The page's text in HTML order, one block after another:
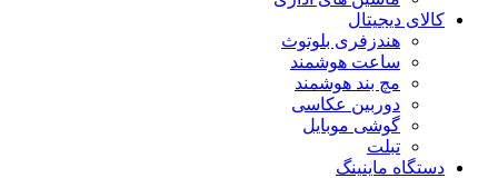
کالای دیجیتال
هندزفری بلوتوث
ساعت هوشمند
مچ بند هوشمند
دوربین عکاسی
گوشی موبایل
تبلت
دستگاه ماینینگ